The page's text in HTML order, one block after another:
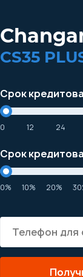
CS35
Срок
0 12 24
Срок
0% 10% 20%